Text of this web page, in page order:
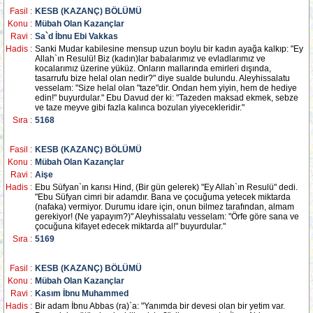
Fasil : KESB (KAZANÇ) BÖLÜMÜ
Konu : Mübah Olan Kazançlar
Ravi : Sa`d İbnu Ebi Vakkas
Hadis : Sanki Mudar kabilesine mensup uzun boylu bir kadın ayağa kalkıp: "Ey
Allah`ın Resulü! Biz (kadın)lar babalarımız ve evladlarımız ve
kocalarımız üzerine yüküz. Onların mallarında emirleri dışında,
tasarrufu bize helal olan nedir?" diye sualde bulundu. Aleyhissalatu
vesselam: "Size helal olan "taze"dir. Ondan hem yiyin, hem de hediye
edin!" buyurdular." Ebu Davud der ki: "Tazeden maksad ekmek, sebze
ve taze meyve gibi fazla kalınca bozulan yiyecekleridir."
Sıra : 5168
Fasil : KESB (KAZANÇ) BÖLÜMÜ
Konu : Mübah Olan Kazançlar
Ravi : Aişe
Hadis : Ebu Süfyan`ın karısı Hind, (Bir gün gelerek) "Ey Allah`ın Resulü" dedi.
"Ebu Süfyan cimri bir adamdır. Bana ve çocuğuma yetecek miktarda
(nafaka) vermiyor. Durumu idare için, onun bilmez tarafından, almam
gerekiyor! (Ne yapayım?)" Aleyhissalatu vesselam: "Örfe göre sana ve
çocuğuna kifayet edecek miktarda al!" buyurdular."
Sıra : 5169
Fasil : KESB (KAZANÇ) BÖLÜMÜ
Konu : Mübah Olan Kazançlar
Ravi : Kasım İbnu Muhammed
Hadis : Bir adam İbnu Abbas (ra)`a: "Yanımda bir devesi olan bir yetim var.